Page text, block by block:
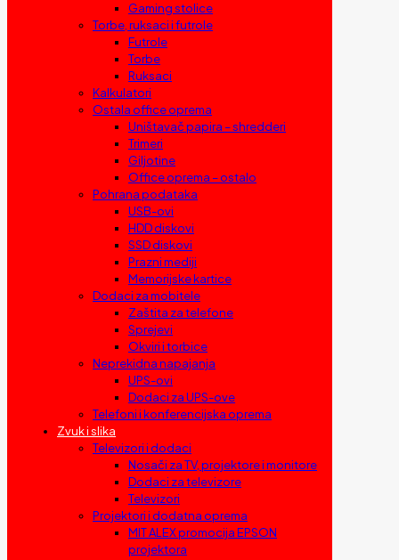
Gaming stolice
Torbe, ruksaci i futrole
Futrole
Torbe
Ruksaci
Kalkulatori
Ostala office oprema
Uništavač papira – shredderi
Trimeri
Giljotine
Office oprema – ostalo
Pohrana podataka
USB-ovi
HDD diskovi
SSD diskovi
Prazni mediji
Memorijske kartice
Dodaci za mobitele
Zaštita za telefone
Sprejevi
Okviri i torbice
Neprekidna napajanja
UPS-ovi
Dodaci za UPS-ove
Telefoni i konferencijska oprema
Zvuk i slika
Televizori i dodaci
Nosači za TV, projektore i monitore
Dodaci za televizore
Televizori
Projektori i dodatna oprema
MIT ALEX promocija EPSON
projektora